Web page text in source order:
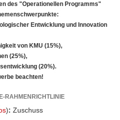
des "Operationellen Programms"
Entwicklung und Innovation
von KMU (15%),
(25%),
(20%).
beachten!
RAHMENRICHTLINIE
): Zuschuss